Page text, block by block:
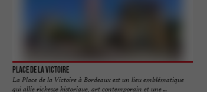
Place de la Victoire
La Place de la Victoire à Bordeaux est un lieu emblématique
qui allie richesse historique, art contemporain et une ...